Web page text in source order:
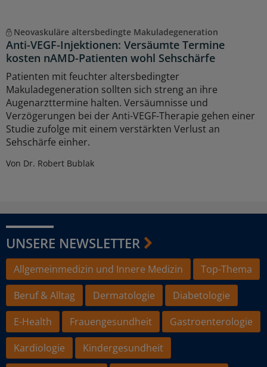
Neovaskuläre altersbedingte Makuladegeneration
Anti-VEGF-Injektionen: Versäumte Termine
kosten nAMD-Patienten wohl Sehschärfe
Patienten mit feuchter altersbedingter
Makuladegeneration sollten sich streng an ihre
Augenarzttermine halten. Versäumnisse und
Verzögerungen bei der Anti-VEGF-Therapie gehen einer
Studie zufolge mit einem verstärkten Verlust an
Sehschärfe einher.
Von Dr. Robert Bublak
UNSERE NEWSLETTER
Allgemeinmedizin und Innere Medizin
Top-Thema
Beruf & Alltag
Dermatologie
Diabetologie
E-Health
Frauengesundheit
Gastroenterologie
Kardiologie
Kindergesundheit